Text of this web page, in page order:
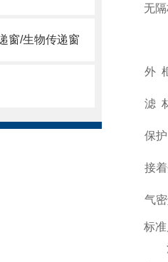
窗/生物传递窗
无
外
滤
保
接
气
标